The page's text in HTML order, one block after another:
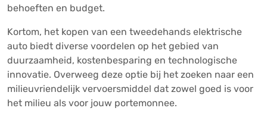
behoeften en budget.
Kortom, het kopen van een tweedehands elektrische
auto biedt diverse voordelen op het gebied van
duurzaamheid, kostenbesparing en technologische
innovatie. Overweeg deze optie bij het zoeken naar een
milieuvriendelijk vervoersmiddel dat zowel goed is voor
het milieu als voor jouw portemonnee.